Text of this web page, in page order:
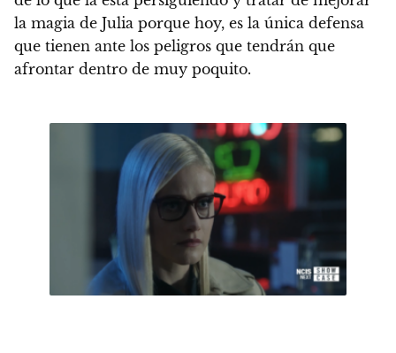
la magia de Julia porque hoy, es la única defensa
que tienen ante los peligros que tendrán que
afrontar dentro de muy poquito.